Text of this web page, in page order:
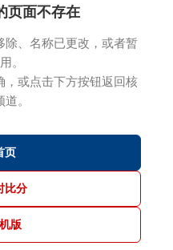
页面不存在
除、名称已更改，或者暂
。
，或点击下方按钮返回核
。
页
比分
版